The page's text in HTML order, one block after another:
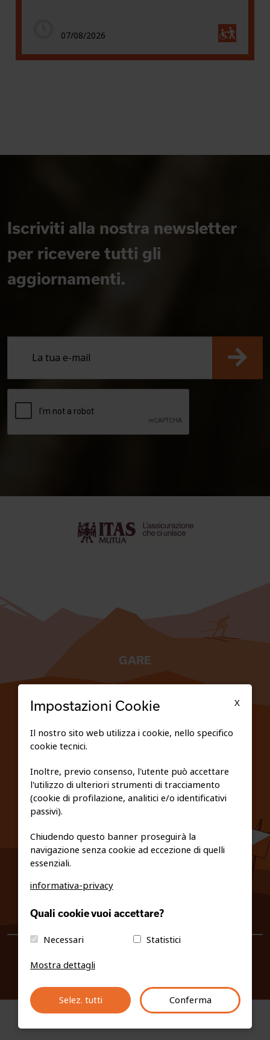
07/08/2026
Iscriviti alla nostra newsletter
per ricevere tutti gli
aggiornamenti.
GARE
PRIVACY E COOKIE POLICY
info@fiso.it|fiso@pec-mail.eu
X
Impostazioni Cookie
Il nostro sito web utilizza i cookie, nello specifico
cookie tecnici.
Inoltre, previo consenso, l'utente può accettare
l'utilizzo di ulteriori strumenti di tracciamento
(cookie di profilazione, analitici e/o identificativi
passivi).
Chiudendo questo banner proseguirà la
navigazione senza cookie ad eccezione di quelli
essenziali.
informativa-privacy
Quali cookie vuoi accettare?
Necessari
Statistici
Mostra dettagli
Selez. tutti Conferma